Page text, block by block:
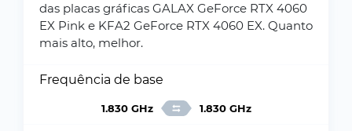
das placas gráficas GALAX GeForce RTX 4060
EX Pink e KFA2 GeForce RTX 4060 EX. Quanto
mais alto, melhor.
Frequência de base
1.830 GHz 1.830 GHz